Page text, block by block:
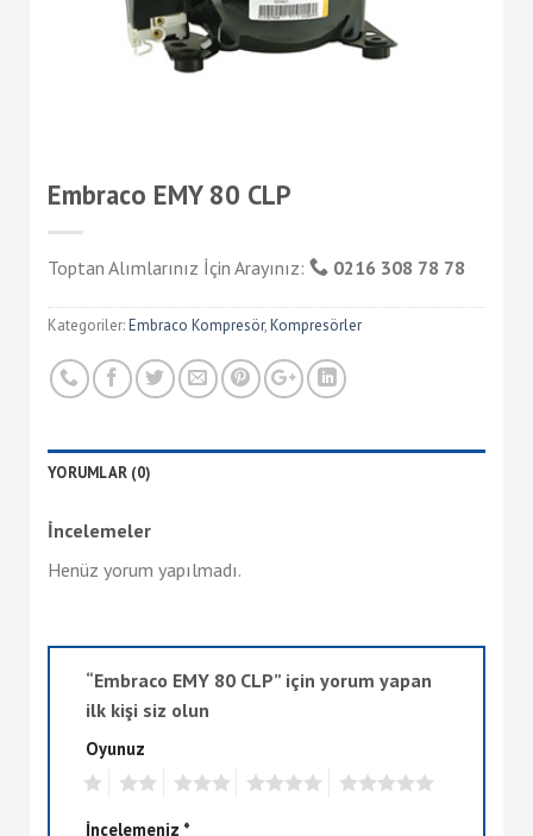
Embraco EMY 80 CLP
Toptan Alımlarınız İçin Arayınız: 0216 308 78 78
Kategoriler:Embraco Kompresör,Kompresörler
YORUMLAR (0)
İncelemeler
Henüz yorum yapılmadı.
“Embraco EMY 80 CLP” için yorum yapan
ilk kişi siz olun
Oyunuz
İncelemeniz *